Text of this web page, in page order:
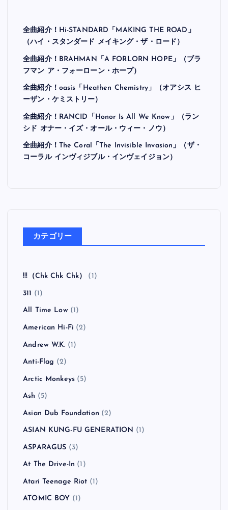
全曲紹介！Hi-STANDARD「MAKING THE ROAD」
（ハイ・スタンダード メイキング・ザ・ロード）
全曲紹介！BRAHMAN「A FORLORN HOPE」（ブラ
フマン ア・フォーローン・ホープ）
全曲紹介！oasis「Heathen Chemistry」（オアシス ヒ
ーザン・ケミストリー）
全曲紹介！RANCID「Honor Is All We Know」（ラン
シド オナー・イズ・オール・ウィー・ノウ）
全曲紹介！The Coral「The Invisible Invasion」（ザ・
コーラル インヴィジブル・インヴェイジョン）
カテゴリー
!!!（Chk Chk Chk） (1)
311 (1)
All Time Low(1)
American Hi-Fi (2)
Andrew W.K. (1)
Anti-Flag (2)
Arctic Monkeys (5)
Ash (5)
Asian Dub Foundation (2)
ASIAN KUNG-FU GENERATION (1)
ASPARAGUS (3)
At The Drive-In (1)
Atari Teenage Riot (1)
ATOMIC BOY (1)